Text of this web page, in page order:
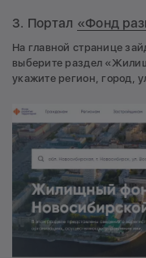
3. Портал «Фонд
На главной странице
выберите раздел
укажите регион, город,